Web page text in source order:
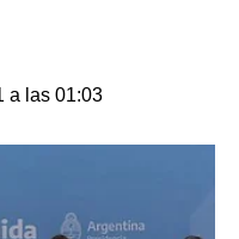
a las 01:03